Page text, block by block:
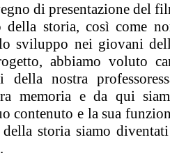
di presentazione del
storia, così come
sviluppo nei giovani
abbiamo voluto
della nostra
memoria e da qui
contenuto e la sua
storia siamo